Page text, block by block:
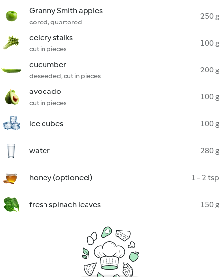
Granny Smith apples
cored, quartered
250 g
celery stalks
cut in pieces
100 g
cucumber
deseeded, cut in pieces
200 g
avocado
cut in pieces
100 g
ice cubes 100 g
water 280 g
honey (optioneel) 1 - 2 tsp
fresh spinach leaves 150 g